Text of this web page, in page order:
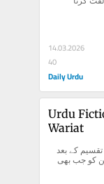
14.03.2026
40
Daily Urdu
Urdu
Wariat
اردوفکشن اور فرقہ واریت تقسیم کے بعد
تخلیق ہونے والے اردو فکشن کو جب بھی